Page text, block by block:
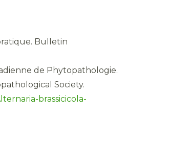
Bulletin
de Phytopathologie.
Society.
brassicicola-